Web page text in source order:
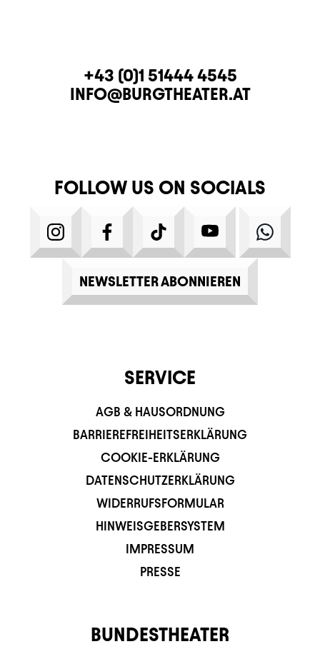
CONTACTTELEPHONE
+43 (0)1 51444 4545
E-MAIL
INFO@BURGTHEATER.AT
FOLLOW US ON SOCIALS
INSTAGRAMFACEBOOKTIKTOK YOUTUBE
NEWSLETTER ABONNIEREN
SERVICE
AGB & HAUSORDNUNG
BARRIEREFREIHEITSERKLÄRUNG
COOKIE-ERKLÄRUNG
DATENSCHUTZERKLÄRUNG
WIDERRUFSFORMULAR
HINWEISGEBERSYSTEM
IMPRESSUM
PRESSE
BUNDESTHEATER